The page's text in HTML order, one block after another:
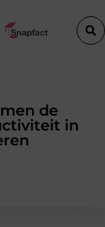
de
in